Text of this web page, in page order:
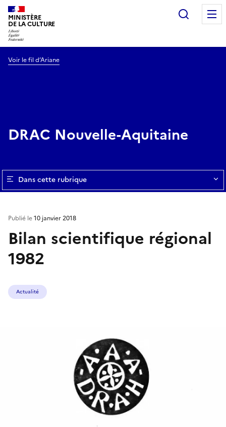
MINISTÈRE
DE LA CULTURE
Voir le fil d’Ariane
DRAC Nouvelle-Aquitaine
Dans cette rubrique
Bilan scientifique régional
1982
Publié le10 janvier 2018
Actualité